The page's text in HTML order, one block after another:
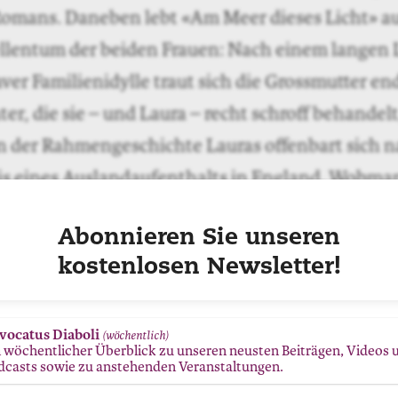
Daneben lebt «Am Meer dieses Licht»
der beiden Frauen: Nach einem langen
Familienidylle traut sich die Grossmutter
die sie – und Laura – recht schroff
der Rahmengeschichte Lauras offenbart sich
eines Auslandaufenthalts in England.
Enthüllung, keinen grossen
fügt sich die Rahmenhandlung in ein
in dem kaum ein Wort fehl am Platz wirkt.
nach Geschirr» fassen das Nötige
schlichten Sprachstärke und
dass Fanny Wobmann für ihren nun neu
Abonnieren Sie unseren
kostenlosen Newsletter!
Diaboli (wöchentlich)
wöchentlicher Überblick zu unseren neusten Beiträgen, Videos
sowie zu anstehenden Veranstaltungen.